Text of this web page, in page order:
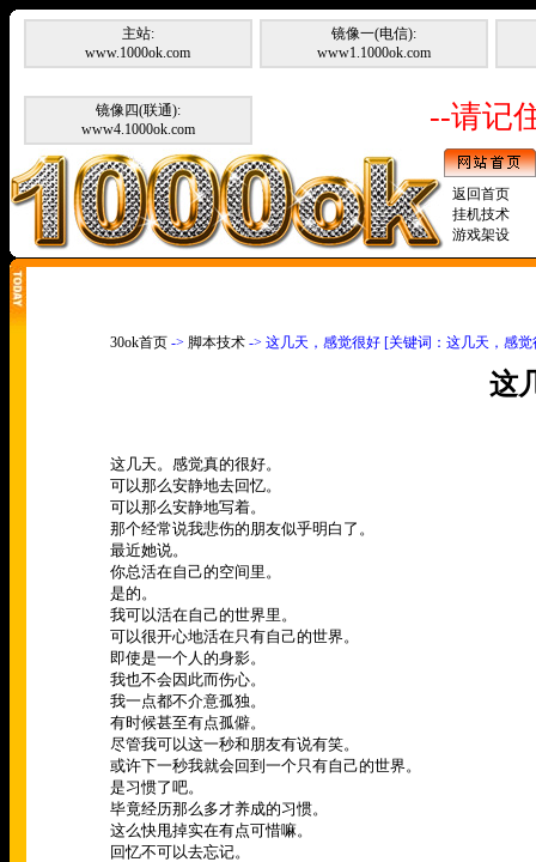
主站:
www.1000ok.com
镜像一(电信):
www1.1000ok.com
镜像四(联通):
www4.1000ok.com
--请记
返回首页
挂机技术
游戏架设
30ok首页 -> 脚本技术 -> 这几天，感觉很好 [关键词：这几天，感
这
这几天。感觉真的很好。
可以那么安静地去回忆。
可以那么安静地写着。
那个经常说我悲伤的朋友似乎明白了。
最近她说。
你总活在自己的空间里。
是的。
我可以活在自己的世界里。
可以很开心地活在只有自己的世界。
即使是一个人的身影。
我也不会因此而伤心。
我一点都不介意孤独。
有时候甚至有点孤僻。
尽管我可以这一秒和朋友有说有笑。
或许下一秒我就会回到一个只有自己的世界。
是习惯了吧。
毕竟经历那么多才养成的习惯。
这么快甩掉实在有点可惜嘛。
回忆不可以去忘记。